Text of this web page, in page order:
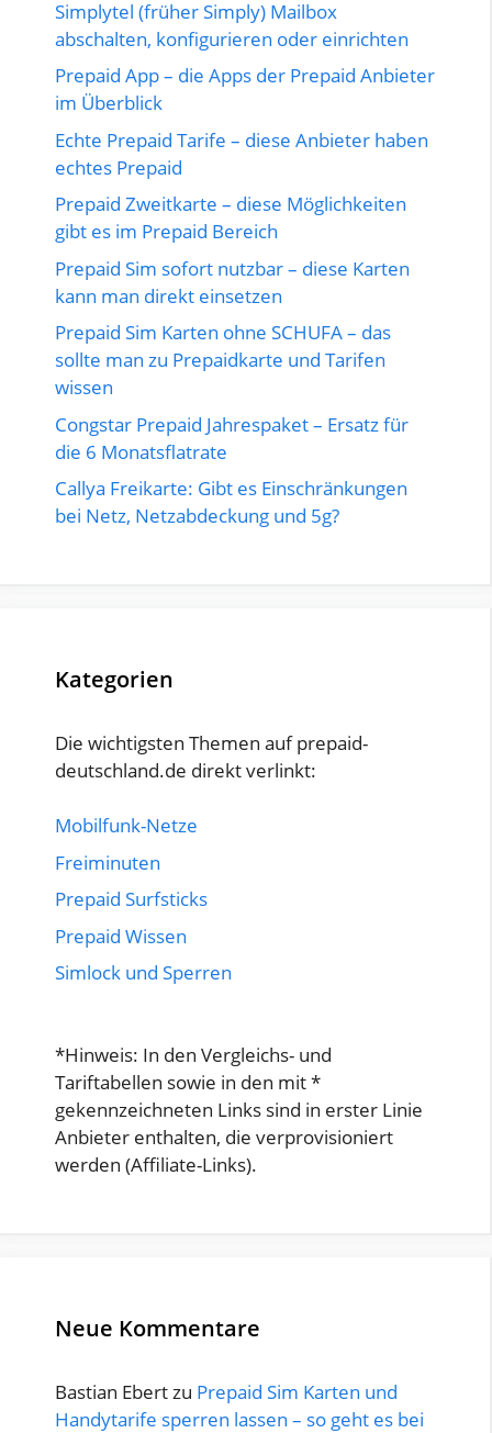
Simplytel (früher Simply) Mailbox
abschalten, konfigurieren oder einrichten
Prepaid App – die Apps der Prepaid Anbieter
im Überblick
Echte Prepaid Tarife – diese Anbieter haben
echtes Prepaid
Prepaid Zweitkarte – diese Möglichkeiten
gibt es im Prepaid Bereich
Prepaid Sim sofort nutzbar – diese Karten
kann man direkt einsetzen
Prepaid Sim Karten ohne SCHUFA – das
sollte man zu Prepaidkarte und Tarifen
wissen
Congstar Prepaid Jahrespaket – Ersatz für
die 6 Monatsflatrate
Callya Freikarte: Gibt es Einschränkungen
bei Netz, Netzabdeckung und 5g?
Kategorien
Die wichtigsten Themen auf prepaid-
deutschland.de direkt verlinkt:
Mobilfunk-Netze
Freiminuten
Prepaid Surfsticks
Prepaid Wissen
Simlock und Sperren
*Hinweis: In den Vergleichs- und
Tariftabellen sowie in den mit *
gekennzeichneten Links sind in erster Linie
Anbieter enthalten, die verprovisioniert
werden (Affiliate-Links).
Neue Kommentare
Bastian Ebertzu Prepaid Sim Karten und
Handytarife sperren lassen – so geht es bei